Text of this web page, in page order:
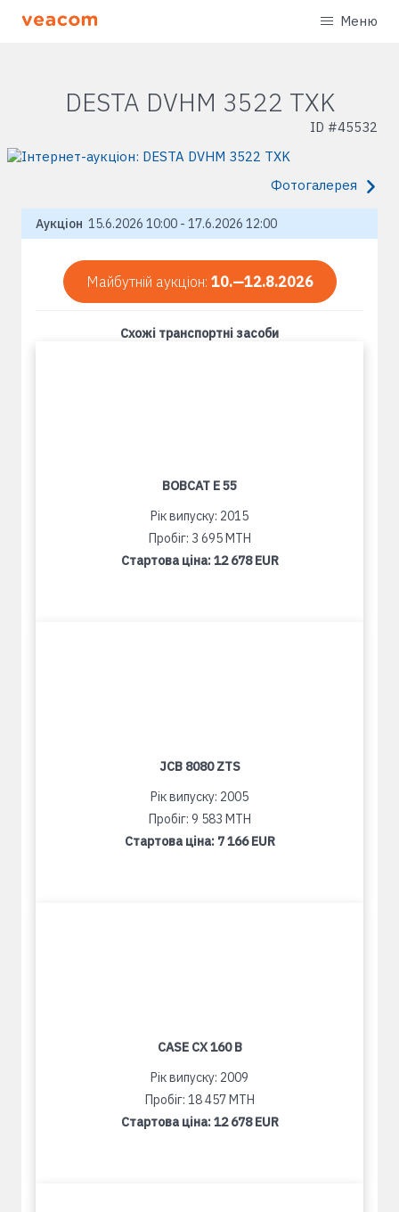
Меню
DESTA DVHM 3522 TXK
ID #45532
Фотогалерея
Аукціон 15.6.2026 10:00 - 17.6.2026 12:00
Майбутній аукціон: 10.—12.8.2026
Схожі транспортні засоби
BOBCAT E 55
Рік випуску: 2015
Пробіг: 3 695 MTH
Стартова ціна:12 678 EUR
JCB 8080 ZTS
Рік випуску: 2005
Пробіг: 9 583 MTH
Стартова ціна: 7 166 EUR
CASE CX 160 B
Рік випуску: 2009
Пробіг: 18 457 MTH
Стартова ціна:12 678 EUR